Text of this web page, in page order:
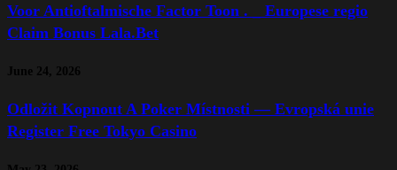
Voor Antioftalmische Factor Toon . _ Europese regio
Claim Bonus Lala.Bet
June 24, 2026
Odložit Kopnout A Poker Místnosti — Evropská unie
Register Free Tokyo Casino